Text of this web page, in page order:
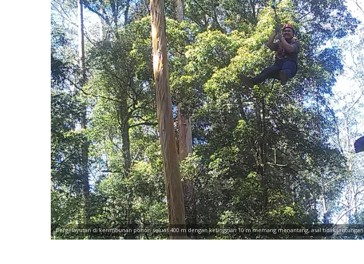
Bergelayutan di kerimbunan pohon seluas 400 m dengan ketinggian 10 m memang menantang, asal tidak jantungan